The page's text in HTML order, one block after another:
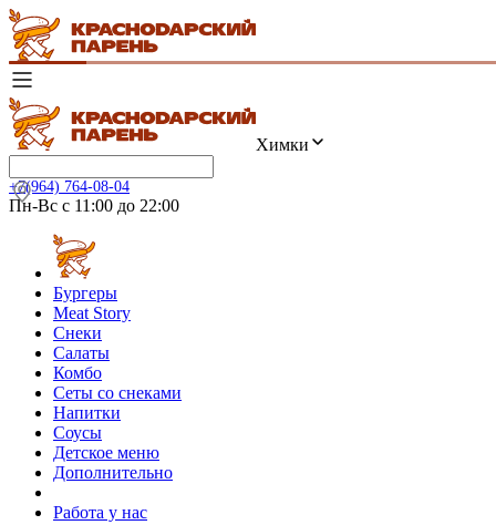
Химки
+7(964) 764-08-04
Пн-Вс с 11:00 до 22:00
Бургеры
Meat Story
Снеки
Салаты
Комбо
Сеты со снеками
Напитки
Соусы
Детское меню
Дополнительно
Работа у нас